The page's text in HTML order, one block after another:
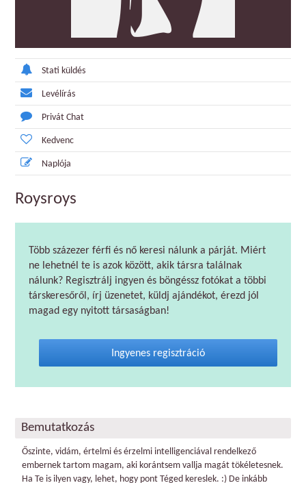
Stati küldés
Levélírás
Privát Chat
Kedvenc
Naplója
Roysroys
Több százezer férfi és nő keresi nálunk a párját. Miért
ne lehetnél te is azok között, akik társra találnak
nálunk? Regisztrálj ingyen és böngéssz fotókat a többi
társkeresőről, írj üzenetet, küldj ajándékot, érezd jól
magad egy nyitott társaságban!
Ingyenes regisztráció
Bemutatkozás
Őszinte, vidám, értelmi és érzelmi intelligenciával rendelkező
embernek tartom magam, aki korántsem vallja magát tökéletesnek.
Ha Te is ilyen vagy, lehet, hogy pont Téged kereslek. :) De inkább